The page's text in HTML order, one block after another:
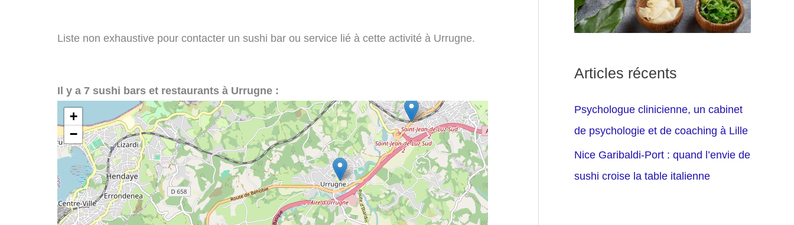
Liste non exhaustive pour contacter un sushi bar ou service lié à cette activité à Urrugne.
Il y a 7 sushi bars et restaurants à Urrugne :
+
−
Articles récents
Psychologue clinicienne, un cabinet
de psychologie et de coaching à Lille
Nice Garibaldi-Port : quand l’envie de
sushi croise la table italienne